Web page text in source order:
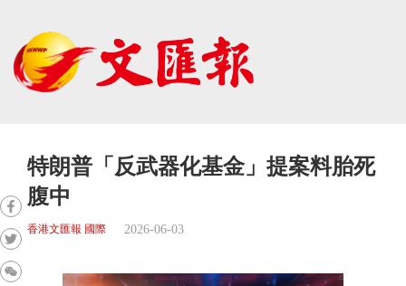
特朗普「反武器化基金」提案料胎死
腹中
香港文匯報 國際 2026-06-03